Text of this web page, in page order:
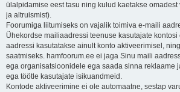
ülalpidamise eest tasu ning kulud kaetakse
ja altruismist).
Foorumiga liitumiseks on vajalik toimiva e-maili
Ühekordse mailiaadressi teenuse kasutajate kontosi
aadressi kasutatakse ainult konto aktiveerimisel,
saatmiseks. hamfoorum.ee ei jaga Sinu maili
ega organisatsioonidele ega saada sinna reklaame
ega töötle kasutajate isikuandmeid.
Kontode aktiveerimine ei ole automaatne, sestap